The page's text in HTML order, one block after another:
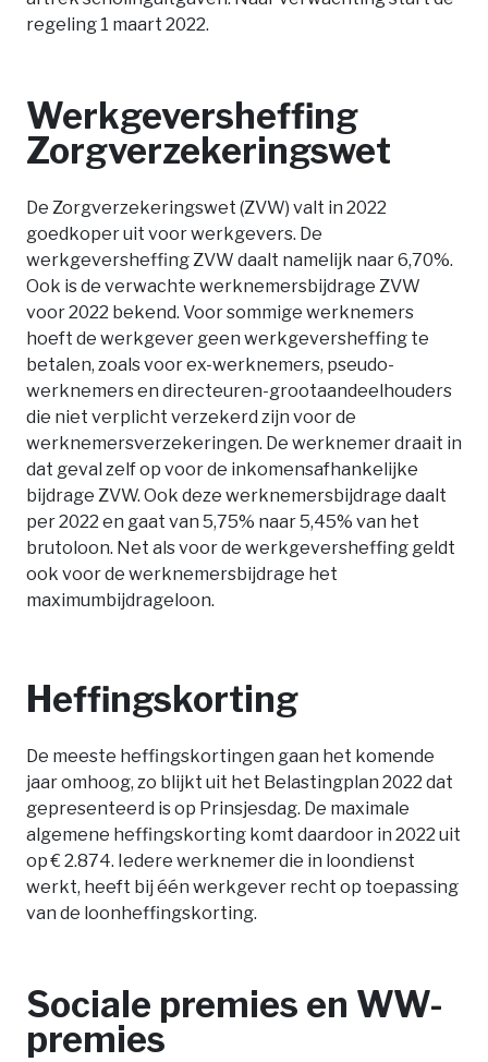
regeling 1 maart 2022.
Werkgeversheffing
Zorgverzekeringswet
De Zorgverzekeringswet (ZVW) valt in 2022
goedkoper uit voor werkgevers. De
werkgeversheffing ZVW daalt namelijk naar 6,70%.
Ook is de verwachte werknemersbijdrage ZVW
voor 2022 bekend. Voor sommige werknemers
hoeft de werkgever geen werkgeversheffing te
betalen, zoals voor ex-werknemers, pseudo-
werknemers en directeuren-grootaandeelhouders
die niet verplicht verzekerd zijn voor de
werknemersverzekeringen. De werknemer draait in
dat geval zelf op voor de inkomensafhankelijke
bijdrage ZVW. Ook deze werknemersbijdrage daalt
per 2022 en gaat van 5,75% naar 5,45% van het
brutoloon. Net als voor de werkgeversheffing geldt
ook voor de werknemersbijdrage het
maximumbijdrageloon.
Heffingskorting
De meeste heffingskortingen gaan het komende
jaar omhoog, zo blijkt uit het Belastingplan 2022 dat
gepresenteerd is op Prinsjesdag. De maximale
algemene heffingskorting komt daardoor in 2022 uit
op € 2.874. Iedere werknemer die in loondienst
werkt, heeft bij één werkgever recht op toepassing
van de loonheffingskorting.
Sociale premies en WW-
premies